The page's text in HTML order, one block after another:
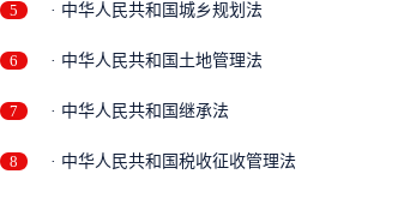
5 · 中华人民共和国城乡规划法
6 · 中华人民共和国土地管理法
7 · 中华人民共和国继承法
8 · 中华人民共和国税收征收管理法